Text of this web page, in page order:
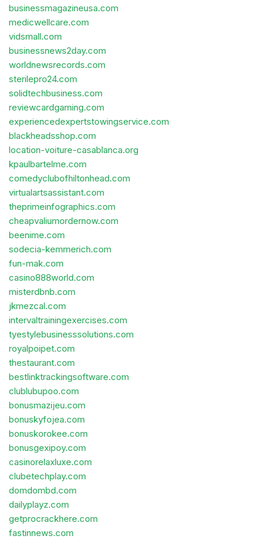
businessmagazineusa.com
medicwellcare.com
vidsmall.com
businessnews2day.com
worldnewsrecords.com
sterilepro24.com
solidtechbusiness.com
reviewcardgaming.com
experiencedexpertstowingservice.com
blackheadsshop.com
location-voiture-casablanca.org
kpaulbartelme.com
comedyclubofhiltonhead.com
virtualartsassistant.com
theprimeinfographics.com
cheapvaliumordernow.com
beenime.com
sodecia-kemmerich.com
fun-mak.com
casino888world.com
misterdbnb.com
jkmezcal.com
intervaltrainingexercises.com
tyestylebusinesssolutions.com
royalpoipet.com
thestaurant.com
bestlinktrackingsoftware.com
clublubupoo.com
bonusmazijeu.com
bonuskyfojea.com
bonuskorokee.com
bonusgexipoy.com
casinorelaxluxe.com
clubetechplay.com
domdombd.com
dailyplayz.com
getprocrackhere.com
fastinnews.com